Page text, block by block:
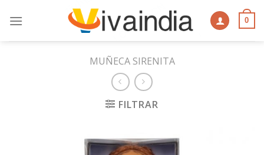
0
MUÑECA SIRENITA
FILTRAR